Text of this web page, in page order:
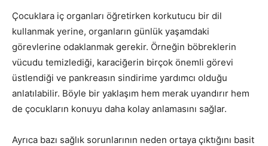
Çocuklara iç organları öğretirken korkutucu bir dil
kullanmak yerine, organların günlük yaşamdaki
görevlerine odaklanmak gerekir. Örneğin böbreklerin
vücudu temizlediği, karaciğerin birçok önemli görevi
üstlendiği ve pankreasın sindirime yardımcı olduğu
anlatılabilir. Böyle bir yaklaşım hem merak uyandırır hem
de çocukların konuyu daha kolay anlamasını sağlar.
Ayrıca bazı sağlık sorunlarının neden ortaya çıktığını basit